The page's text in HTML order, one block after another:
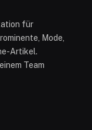
für
Mode,
Artikel.
Team